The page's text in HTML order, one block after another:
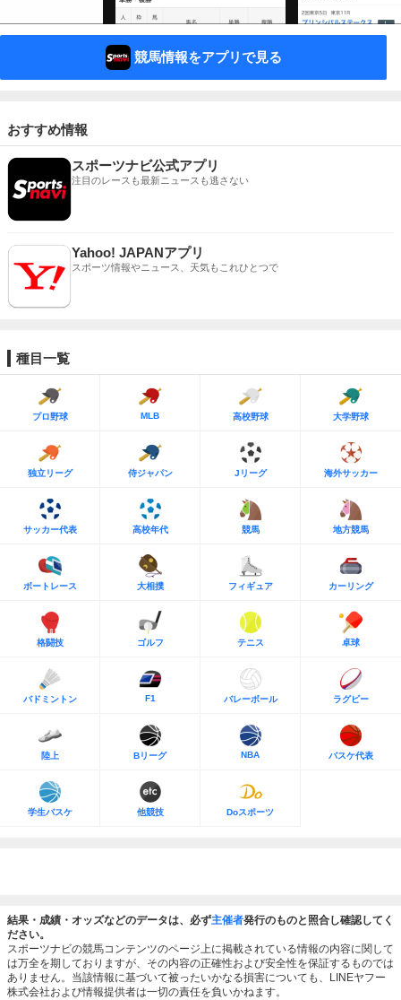
競馬情報をアプリで見る
おすすめ情報
スポーツナビ公式アプリ
注目のレースも最新ニュースも逃さない
Yahoo! JAPANアプリ
スポーツ情報やニュース、天気もこれひとつで
種目一覧
プロ野球 MLB 高校野球 大学野球
独立リーグ 侍ジャパン Jリーグ 海外サッカー
サッカー代表 高校年代 競馬 地方競馬
ボートレース 大相撲 フィギュア カーリング
格闘技 ゴルフ テニス 卓球
バドミントン F1 バレーボール ラグビー
陸上 Bリーグ NBA バスケ代表
学生バスケ 他競技 Doスポーツ
結果・成績・オッズなどのデータは、必ず主催者発行のものと照合し確認してく
ださい。
スポーツナビの競馬コンテンツのページ上に掲載されている情報の内容に関して
は万全を期しておりますが、その内容の正確性および安全性を保証するものでは
ありません。当該情報に基づいて被ったいかなる損害についても、LINEヤフー
株式会社および情報提供者は一切の責任を負いかねます。